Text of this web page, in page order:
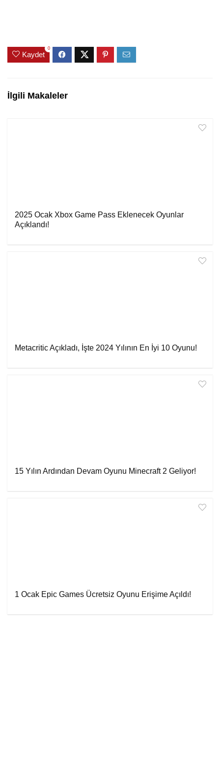
Kaydet
0
İlgili Makaleler
2025 Ocak Xbox Game Pass Eklenecek Oyunlar
Açıklandı!
Metacritic Açıkladı, İşte 2024 Yılının En İyi 10 Oyunu!
15 Yılın Ardından Devam Oyunu Minecraft 2 Geliyor!
1 Ocak Epic Games Ücretsiz Oyunu Erişime Açıldı!